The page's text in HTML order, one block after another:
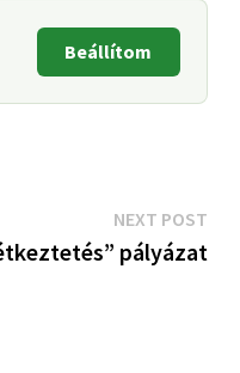
Beállítom
NEXT POSTNext
post:
pályázat